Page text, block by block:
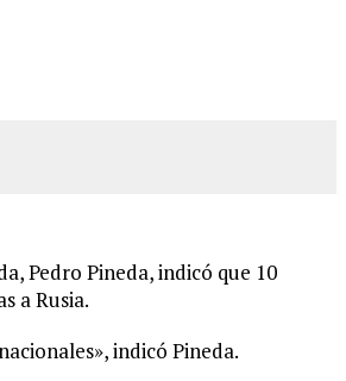
INDUSTRIAL DE EL LLANITO
Pedro Pineda, indicó que 10
a Rusia.
indicó Pineda.